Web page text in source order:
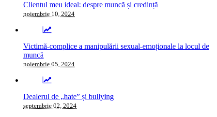
Clientul meu ideal: despre muncă și credință
noiembrie 10, 2024
Victimă-complice a manipulării sexual-emoționale la locul de
muncă
noiembrie 05, 2024
Dealerul de „hate” și bullying
septembrie 02, 2024